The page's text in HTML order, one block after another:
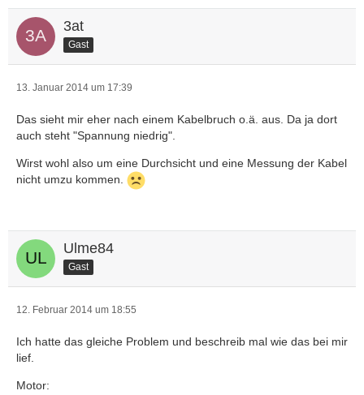
3at
Gast
13. Januar 2014 um 17:39
Das sieht mir eher nach einem Kabelbruch o.ä. aus. Da ja dort
auch steht "Spannung niedrig".
Wirst wohl also um eine Durchsicht und eine Messung der Kabel
nicht umzu kommen.
Ulme84
Gast
12. Februar 2014 um 18:55
Ich hatte das gleiche Problem und beschreib mal wie das bei mir
lief.
Motor: